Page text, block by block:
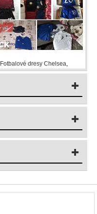
Fotbalové dresy Chelsea